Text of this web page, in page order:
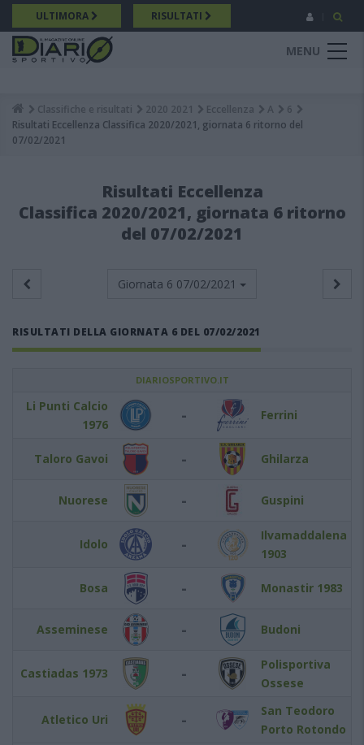
Salta
al
contenuto
principale
ULTIMORA RISULTATI
MENU
Breadcrumb
Classifiche e risultati 2020 2021 Eccellenza A
6
Risultati Eccellenza Classifica 2020/2021, giornata 6 ritorno del
07/02/2021
Risultati Eccellenza
Classifica 2020/2021, giornata 6 ritorno
del 07/02/2021
Giornata 6 07/02/2021
RISULTATI DELLA GIORNATA 6 DEL 07/02/2021
DIARIOSPORTIVO.IT
Li Punti Calcio
1976
- Ferrini
Taloro Gavoi - Ghilarza
Nuorese - Guspini
Idolo -
Ilvamaddalena
1903
Bosa - Monastir 1983
Asseminese - Budoni
Castiadas 1973 -
Polisportiva
Ossese
Atletico Uri -
San Teodoro
Porto Rotondo